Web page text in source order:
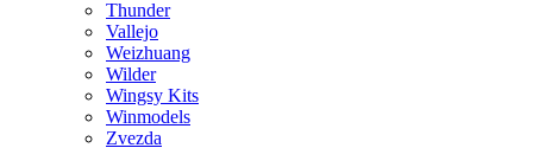
Thunder
Vallejo
Weizhuang
Wilder
Wingsy Kits
Winmodels
Zvezda